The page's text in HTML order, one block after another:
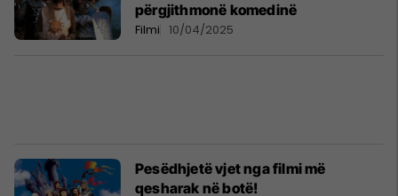
përgjithmonë komedinë
Filmi 10/04/2025
Pesëdhjetë vjet nga filmi më
qesharak në botë!